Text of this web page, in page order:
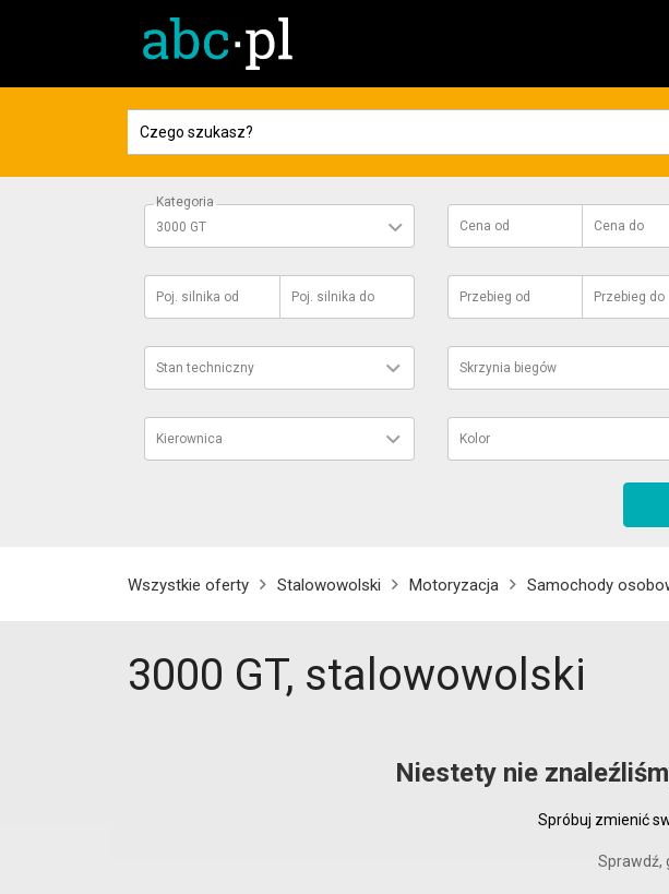
Kategoria
3000 GT
Cena od Cena do
Poj. silnika od Poj. silnika do Przebieg od Przebieg do
Stan techniczny Skrzynia biegów
Kierownica Kolor
Wszystkie oferty Stalowowolski Motoryzacja Samochody
3000 GT, stalowowolski
Niestety nie
Spróbuj zmienić
Sprawdź,